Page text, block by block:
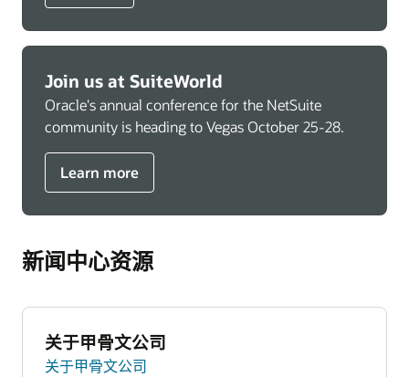
Join us at SuiteWorld
Oracle's annual conference for the NetSuite
community is heading to Vegas October 25-28.
Learn more
新闻中心资源
关于甲骨文公司
关于甲骨文公司